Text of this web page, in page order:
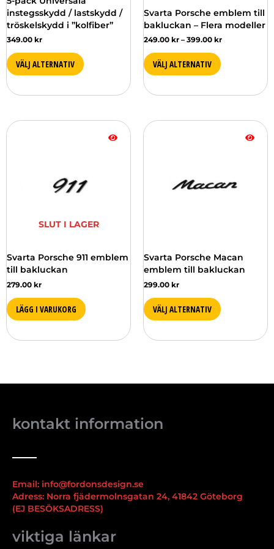
instegsskydd / lastskydd /
tröskelskydd i ”kolfiber”
349.00 kr
VÄLJ ALTERNATIV
Svarta Porsche emblem till
bakluckan – Flera modeller
249.00 kr – 399.00 kr
VÄLJ ALTERNATIV
produktsidan
SLUT I LAGER
Svarta Porsche 911 emblem
till bakluckan
279.00 kr
LÄGG I VARUKORG
Svarta Porsche Macan
emblem till bakluckan
299.00 kr
VÄLJ ALTERNATIV
kontakt information
Email: info@fordonsdesign.se
Adress: Norra fjädermolnsgatan 24, 41842 Göteborg
(EJ BESÖKSADRESS)
viktiga länkar